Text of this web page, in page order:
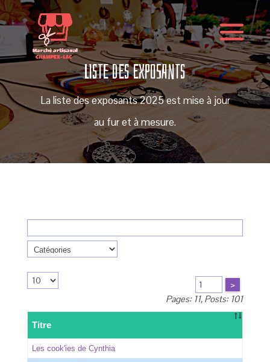
LISTE DES EXPOSANTS
La liste des exposants 2025 est mise à jour
au fur et à mesure.
>
Pages: 11, Posts: 101
Titre
Les cook'ies de Cynthia